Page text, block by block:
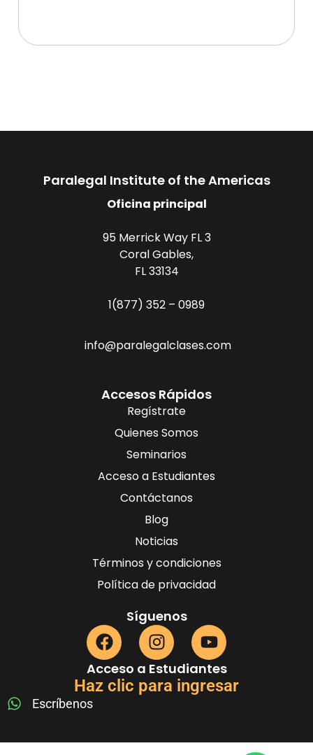
Paralegal Institute of the Americas
Oficina principal
95 Merrick Way FL 3
Coral Gables,
FL 33134
1(877) 352 – 0989
info@paralegalclases.com
Accesos Rápidos
Regístrate
Quienes Somos
Seminarios
Acceso a Estudiantes
Contáctanos
Blog
Noticias
Términos y condiciones
Política de privacidad
Síguenos
Acceso a Estudiantes
Haz clic para ingresar
Escríbenos